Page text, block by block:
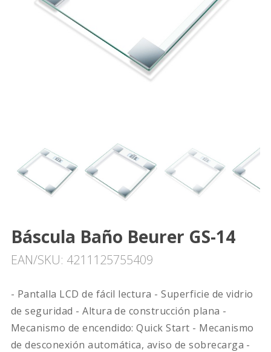
Báscula Baño Beurer GS-14
EAN/SKU: 4211125755409
- Pantalla LCD de fácil lectura - Superficie de vidrio
de seguridad - Altura de construcción plana -
Mecanismo de encendido: Quick Start - Mecanismo
de desconexión automática, aviso de sobrecarga -